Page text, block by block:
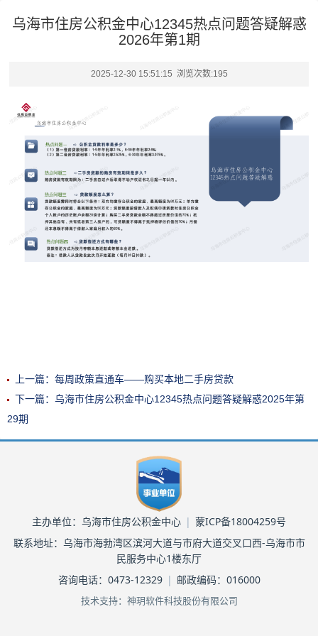
乌海市住房公积金中心12345热点问题答疑解惑
2026年第1期
2025-12-30 15:51:15 浏览次数:195
上一篇：每周政策直通车——购买本地二手房贷款
下一篇：乌海市住房公积金中心12345热点问题答疑解惑2025年第
29期
主办单位：乌海市住房公积金中心 | 蒙ICP备18004259号
联系地址：乌海市海勃湾区滨河大道与市府大道交叉口西-乌海市市
民服务中心1楼东厅
咨询电话：0473-12329 | 邮政编码：016000
技术支持：神玥软件科技股份有限公司